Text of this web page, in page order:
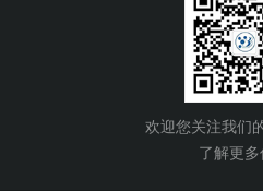
欢迎您关注我们
了解更多